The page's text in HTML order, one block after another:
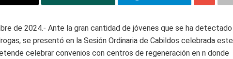
de 2024.- Ante la gran cantidad de jóvenes que se ha detectado
se presentó en la Sesión Ordinaria de Cabildos celebrada este
celebrar convenios con centros de regeneración en n donde